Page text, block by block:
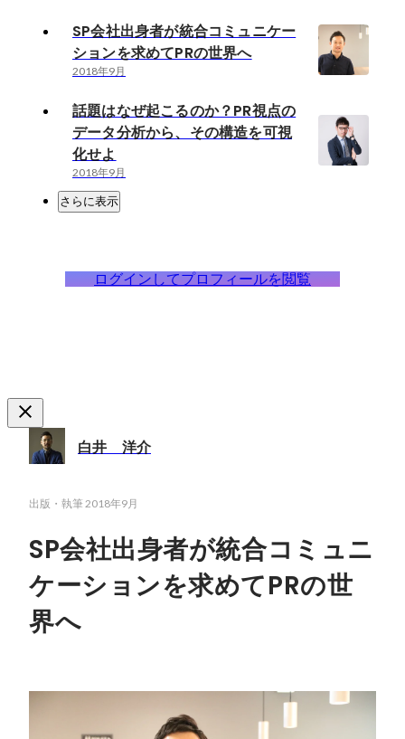
SP会社出身者が統合コミュニケー
ションを求めてPRの世界へ
2018年9月
話題はなぜ起こるのか？PR視点の
データ分析から、その構造を可視
化せよ
2018年9月
さらに表示
ログインしてプロフィールを閲覧
白井 洋介
出版・執筆2018年9月
SP会社出身者が統合コミュニ
ケーションを求めてPRの世
界へ